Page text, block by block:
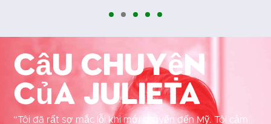
Câu chuyện
của Julieta
“Tôi đã rất sợ mắc lỗi khi mới chuyển đến Mỹ. Tôi cảm